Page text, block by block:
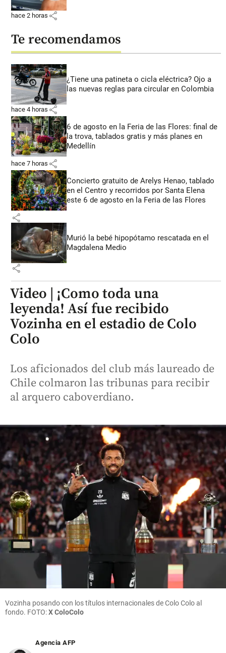
hace 2 horas share
Te recomendamos
¿Tiene una patineta o cicla eléctrica? Ojo a
las nuevas reglas para circular en Colombia
hace 4 horas share
6 de agosto en la Feria de las Flores: final de
la trova, tablados gratis y más planes en
Medellín
hace 7 horas share
Concierto gratuito de Arelys Henao, tablado
en el Centro y recorridos por Santa Elena
este 6 de agosto en la Feria de las Flores
share
Murió la bebé hipopótamo rescatada en el
Magdalena Medio
share
Video | ¡Como toda una
leyenda! Así fue recibido
Vozinha en el estadio de Colo
Colo
Los aficionados del club más laureado de
Chile colmaron las tribunas para recibir
al arquero caboverdiano.
Vozinha posando con los títulos internacionales de Colo Colo al
fondo. FOTO:X ColoColo
Agencia AFP